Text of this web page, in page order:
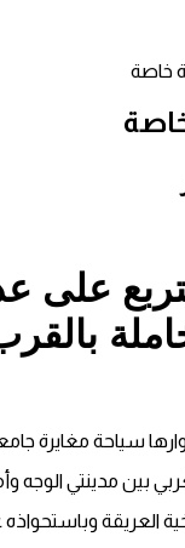
خاصة
على
سياحة مغايرة
بين مدينتي الوجه
العريقة